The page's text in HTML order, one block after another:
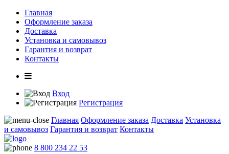
Главная
Оформление заказа
Доставка
Установка и самовывоз
Гарантия и возврат
Контакты
Вход
Регистрация
Главная Оформление заказа Доставка Установка
и самовывоз Гарантия и возврат Контакты
8 800 234 22 53